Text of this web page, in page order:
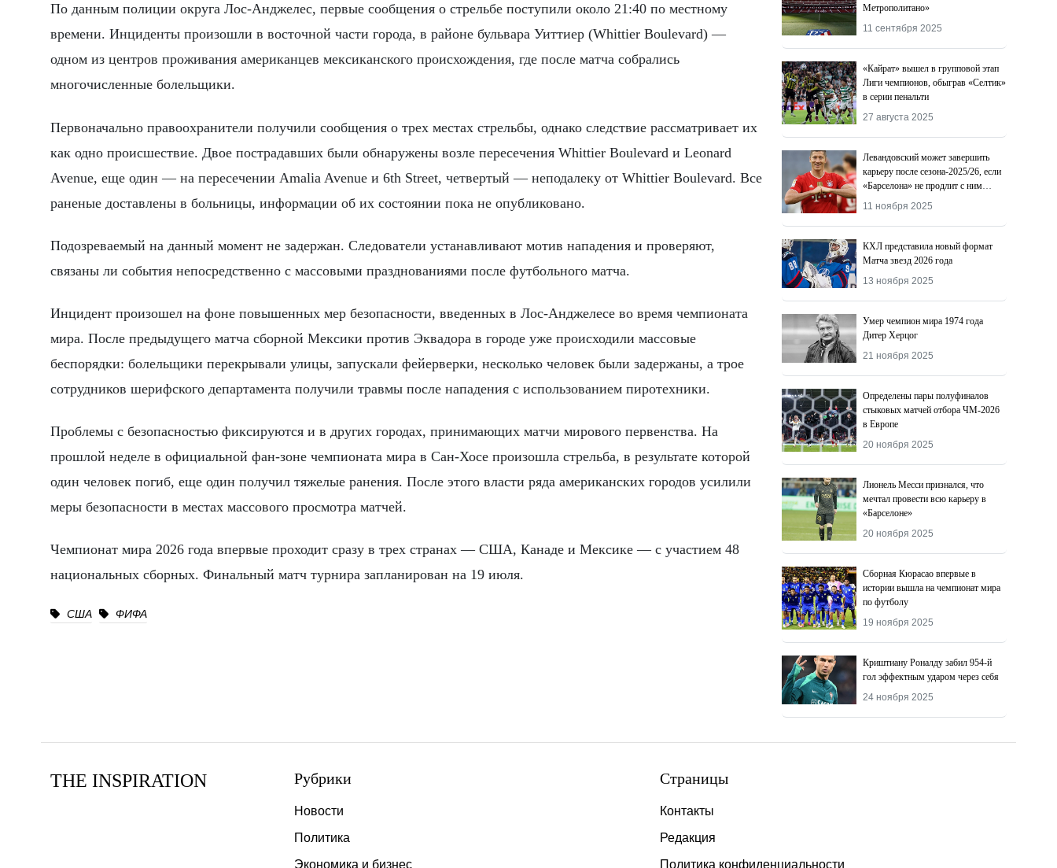
По данным полиции округа Лос-Анджелес, первые сообщения о стрельбе поступили около 21:40 по местному
времени. Инциденты произошли в восточной части города, в районе бульвара Уиттиер (Whittier Boulevard) —
одном из центров проживания американцев мексиканского происхождения, где после матча собрались
многочисленные болельщики.
Первоначально правоохранители получили сообщения о трех местах стрельбы, однако следствие рассматривает их
как одно происшествие. Двое пострадавших были обнаружены возле пересечения Whittier Boulevard и Leonard
Avenue, еще один — на пересечении Amalia Avenue и 6th Street, четвертый — неподалеку от Whittier Boulevard. Все
раненые доставлены в больницы, информации об их состоянии пока не опубликовано.
Подозреваемый на данный момент не задержан. Следователи устанавливают мотив нападения и проверяют,
связаны ли события непосредственно с массовыми празднованиями после футбольного матча.
Инцидент произошел на фоне повышенных мер безопасности, введенных в Лос-Анджелесе во время чемпионата
мира. После предыдущего матча сборной Мексики против Эквадора в городе уже происходили массовые
беспорядки: болельщики перекрывали улицы, запускали фейерверки, несколько человек были задержаны, а трое
сотрудников шерифского департамента получили травмы после нападения с использованием пиротехники.
Проблемы с безопасностью фиксируются и в других городах, принимающих матчи мирового первенства. На
прошлой неделе в официальной фан-зоне чемпионата мира в Сан-Хосе произошла стрельба, в результате которой
один человек погиб, еще один получил тяжелые ранения. После этого власти ряда американских городов усилили
меры безопасности в местах массового просмотра матчей.
Чемпионат мира 2026 года впервые проходит сразу в трех странах — США, Канаде и Мексике — с участием 48
национальных сборных. Финальный матч турнира запланирован на 19 июля.
США ФИФА
Метрополитано»
11 сентября 2025
«Кайрат» вышел в групповой этап
Лиги чемпионов, обыграв «Селтик»
в серии пенальти
27 августа 2025
Левандовский может завершить
карьеру после сезона-2025/26, если
«Барселона» не продлит с ним
контракт
11 ноября 2025
КХЛ представила новый формат
Матча звезд 2026 года
13 ноября 2025
Умер чемпион мира 1974 года
Дитер Херцог
21 ноября 2025
Определены пары полуфиналов
стыковых матчей отбора ЧМ-2026
в Европе
20 ноября 2025
Лионель Месси признался, что
мечтал провести всю карьеру в
«Барселоне»
20 ноября 2025
Сборная Кюрасао впервые в
истории вышла на чемпионат мира
по футболу
19 ноября 2025
Криштиану Роналду забил 954-й
гол эффектным ударом через себя
24 ноября 2025
THE INSPIRATION Рубрики
Новости
Политика
Экономика и бизнес
Страницы
Контакты
Редакция
Политика конфиденциальности